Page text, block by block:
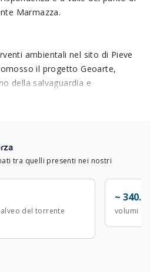
Marmazza.
ambientali nel sito di Pieve
il progetto Geoarte,
della salvaguardia e
con le istituzioni locali. Lo
a individuare soluzioni
nel pieno rispetto del
del territorio, riducendo al
interferenze.
tra quelli presenti nei nostri
del torrente
~ 340.000
volumi dei